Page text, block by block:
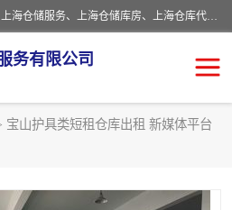
上海星力仓储服务有限公司从事：上海仓储服务、上海仓储库房、上海仓库代运营、上海仓库对外出租、上海仓库外包、上海三方仓储、上海电商仓储代发、上海电商代发货仓库、上海托管仓库、上海仓储配送。上海星力仓储服务有限公司现在拥有100个分仓、10万余平方的标准库房，精炼员工几百名，与几千家客户合作，公司已跻身上海仓储行业前列。欢迎来电咨询！
务有限公司
宝山护具类短租仓库出租 新媒体平台
上海仓库外包